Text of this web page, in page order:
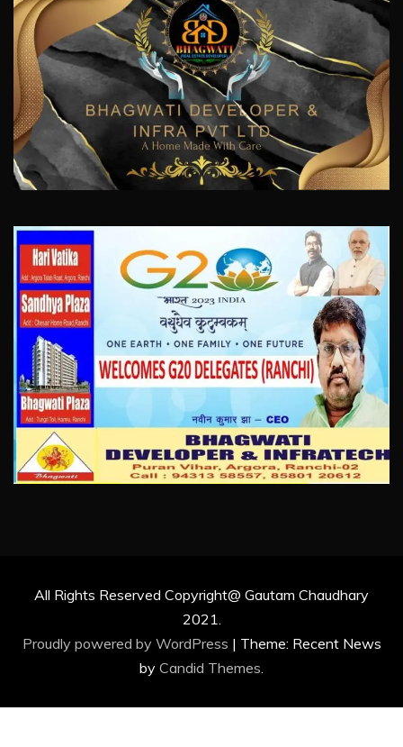
All Rights Reserved Copyright@ Gautam Chaudhary
2021.
Proudly powered by WordPress | Theme: Recent News
by Candid Themes.